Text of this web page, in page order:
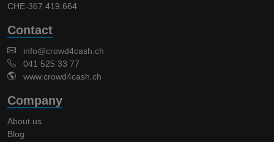
CHE-367.419.664
Contact
info@crowd4cash.ch
041 525 33 77
www.crowd4cash.ch
Company
About us
Blog